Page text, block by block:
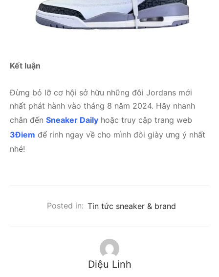
Kết luận
Đừng bỏ lỡ cơ hội sở hữu những đôi Jordans mới
nhất phát hành vào tháng 8 năm 2024. Hãy nhanh
chân đến Sneaker Daily hoặc truy cập trang web
3Điem để rinh ngay về cho mình đôi giày ưng ý nhất
nhé!
Posted in: Tin tức sneaker & brand
Diệu Linh